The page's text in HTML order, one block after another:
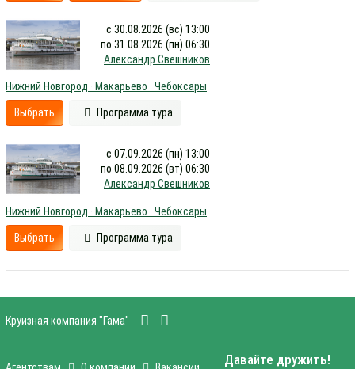
с 30.08.2026 (вс) 13:00
по 31.08.2026 (пн) 06:30
Александр Свешников
Нижний Новгород · Макарьево · Чебоксары
Выбрать Программа тура
с 07.09.2026 (пн) 13:00
по 08.09.2026 (вт) 06:30
Александр Свешников
Нижний Новгород · Макарьево · Чебоксары
Выбрать Программа тура
Круизная компания "Гама"
Давайте дружить!